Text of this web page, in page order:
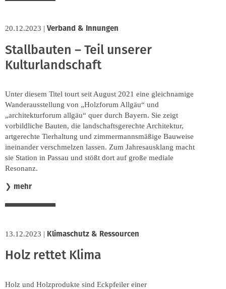
20.12.2023 | Verband & Innungen
Stallbauten – Teil unserer
Kulturlandschaft
Unter diesem Titel tourt seit August 2021 eine gleichnamige
Wanderausstellung von „Holzforum Allgäu“ und
„architekturforum allgäu“ quer durch Bayern. Sie zeigt
vorbildliche Bauten, die landschaftsgerechte Architektur,
artgerechte Tierhaltung und zimmermannsmäßige Bauweise
ineinander verschmelzen lassen. Zum Jahresausklang macht
sie Station in Passau und stößt dort auf große mediale
Resonanz.
❯ mehr
13.12.2023 | Klimaschutz & Ressourcen
Holz rettet Klima
Holz und Holzprodukte sind Eckpfeiler einer